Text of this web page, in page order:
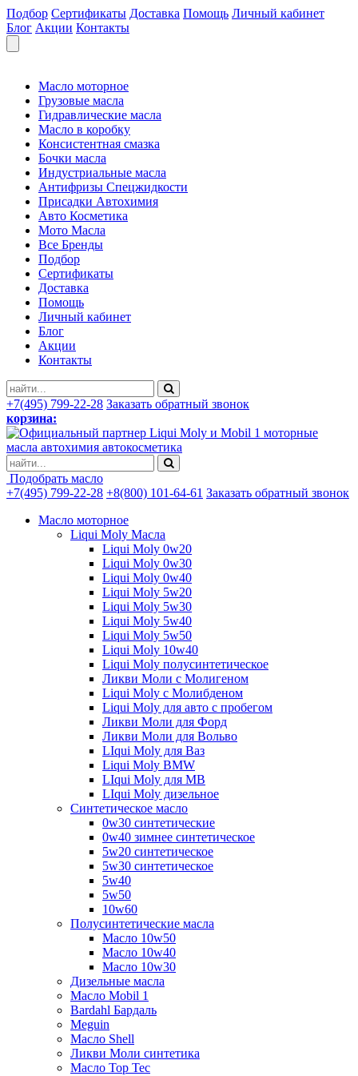
Подбор Сертификаты Доставка Помощь Личный кабинет
Блог Акции Контакты
Масло моторное
Грузовые масла
Гидравлические масла
Масло в коробку
Консистентная смазка
Бочки масла
Индустриальные масла
Антифризы Спецжидкости
Присадки Автохимия
Авто Косметика
Мото Масла
Все Бренды
Подбор
Сертификаты
Доставка
Помощь
Личный кабинет
Блог
Акции
Контакты
+7(495) 799-22-28 Заказать обратный звонок
корзина:
моторные
масла автохимия автокосметика
Подобрать масло
+7(495) 799-22-28 +8(800) 101-64-61 Заказать обратный звонок
Масло моторное
Liqui Moly Масла
Liqui Moly 0w20
Liqui Moly 0w30
Liqui Moly 0w40
Liqui Moly 5w20
Liqui Moly 5w30
Liqui Moly 5w40
Liqui Moly 5w50
Liqui Moly 10w40
Liqui Moly полусинтетическое
Ликви Моли с Молигеном
Liqui Moly с Молибденом
Liqui Moly для авто с пробегом
Ликви Моли для Форд
Ликви Моли для Вольво
LIqui Moly для Ваз
Liqui Moly BMW
LIqui Moly для MB
LIqui Moly дизельное
Синтетическое масло
0w30 синтетические
0w40 зимнее синтетическое
5w20 синтетическое
5w30 синтетическое
5w40
5w50
10w60
Полусинтетические масла
Масло 10w50
Масло 10w40
Масло 10w30
Дизельные масла
Масло Mobil 1
Bardahl Бардаль
Meguin
Масло Shell
Ликви Моли синтетика
Масло Top Tec